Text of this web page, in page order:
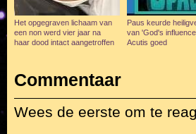
Het opgegraven lichaam van
een non werd vier jaar na
haar dood intact aangetroffen
Paus keurde
van 'God's
Acutis goed
Commentaar
Wees de eerste om te